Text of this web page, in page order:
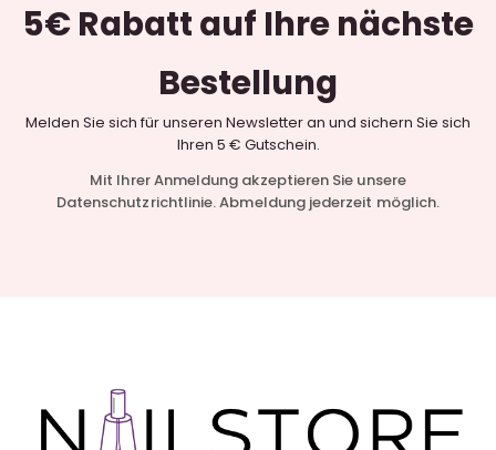
5€ Rabattauf Ihre nächste
Bestellung
Melden Sie sich für unseren Newsletter an und sichern Sie sich
Ihren 5 € Gutschein.
Mit Ihrer Anmeldung akzeptieren Sie unsere
Datenschutzrichtlinie. Abmeldung jederzeit möglich.